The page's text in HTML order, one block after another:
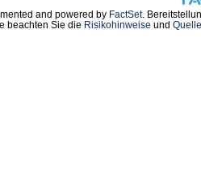
and powered by FactSet.
beachten Sie die Risikohinweise und